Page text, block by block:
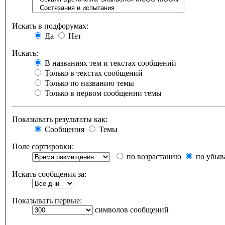
Искать в подфорумах:
Да
Нет
Искать:
В названиях тем и текстах сообщений
Только в текстах сообщений
Только по названию темы
Только в первом сообщении темы
Показывать результаты как:
Сообщения
Темы
Поле сортировки:
по возрастанию
по
Искать сообщения за:
Показывать первые:
символов сообщений